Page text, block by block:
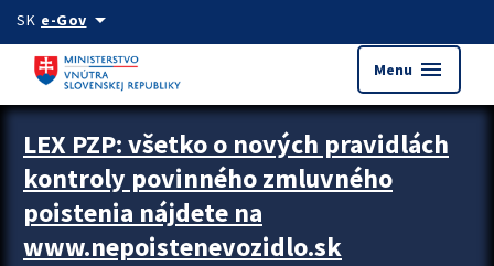
Preskocit na hlavný obsah
SK e-Govarrow_drop_down
Menu menu
Zastavit automatický posun upútavok
LEX PZP: všetko o nových pravidlách
kontroly povinného zmluvného
poistenia nájdete na
www.nepoistenevozidlo.sk